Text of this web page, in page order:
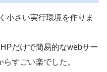
小さい実行環境を作りま
だけで簡易的なwebサー
すごい楽でした。